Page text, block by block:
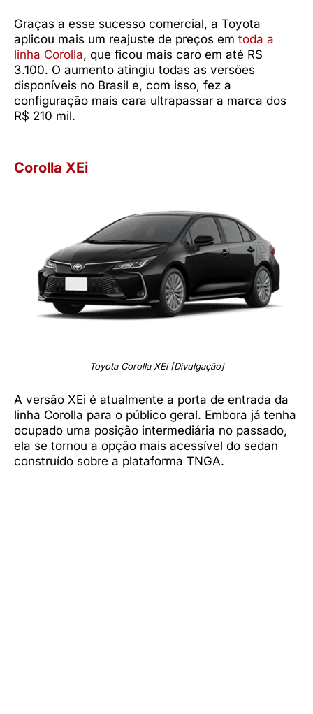
Graças a esse sucesso comercial, a Toyota
aplicou mais um reajuste de preços em toda a
linha Corolla, que ficou mais caro em até R$
3.100. O aumento atingiu todas as versões
disponíveis no Brasil e, com isso, fez a
configuração mais cara ultrapassar a marca dos
R$ 210 mil.
Corolla XEi
Toyota Corolla XEi [Divulgação]
A versão XEi é atualmente a porta de entrada da
linha Corolla para o público geral. Embora já tenha
ocupado uma posição intermediária no passado,
ela se tornou a opção mais acessível do sedan
construído sobre a plataforma TNGA.